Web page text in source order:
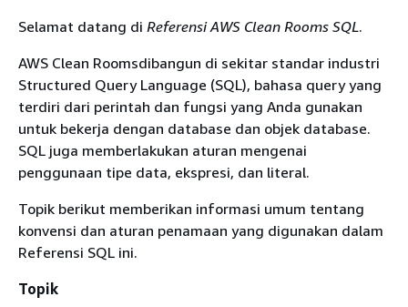
Selamat datang di Referensi AWS Clean Rooms SQL.
AWS Clean Roomsdibangun di sekitar standar industri
Structured Query Language (SQL), bahasa query yang
terdiri dari perintah dan fungsi yang Anda gunakan
untuk bekerja dengan database dan objek database.
SQL juga memberlakukan aturan mengenai
penggunaan tipe data, ekspresi, dan literal.
Topik berikut memberikan informasi umum tentang
konvensi dan aturan penamaan yang digunakan dalam
Referensi SQL ini.
Topik